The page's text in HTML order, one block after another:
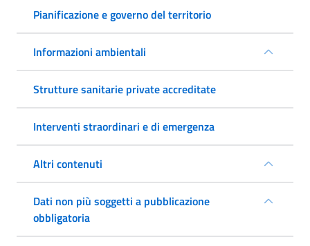
Pianificazione e governo del territorio
Informazioni ambientali
Strutture sanitarie private accreditate
Interventi straordinari e di emergenza
Altri contenuti
Dati non più soggetti a pubblicazione
obbligatoria